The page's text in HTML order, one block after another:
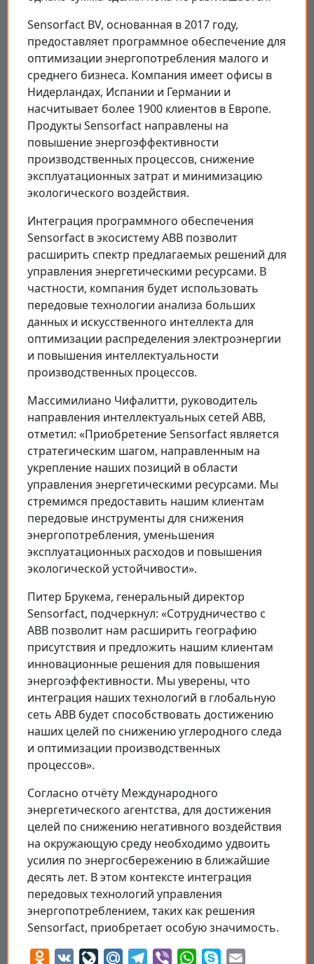
Sensorfact BV, основанная в 2017 году,
предоставляет программное обеспечение для
оптимизации энергопотребления малого и
среднего бизнеса. Компания имеет офисы в
Нидерландах, Испании и Германии и
насчитывает более 1900 клиентов в Европе.
Продукты Sensorfact направлены на
повышение энергоэффективности
производственных процессов, снижение
эксплуатационных затрат и минимизацию
экологического воздействия.
Интеграция программного обеспечения
Sensorfact в экосистему ABB позволит
расширить спектр предлагаемых решений для
управления энергетическими ресурсами. В
частности, компания будет использовать
передовые технологии анализа больших
данных и искусственного интеллекта для
оптимизации распределения электроэнергии
и повышения интеллектуальности
производственных процессов.
Массимилиано Чифалитти, руководитель
направления интеллектуальных сетей ABB,
отметил: «Приобретение Sensorfact является
стратегическим шагом, направленным на
укрепление наших позиций в области
управления энергетическими ресурсами. Мы
стремимся предоставить нашим клиентам
передовые инструменты для снижения
энергопотребления, уменьшения
эксплуатационных расходов и повышения
экологической устойчивости».
Питер Брукема, генеральный директор
Sensorfact, подчеркнул: «Сотрудничество с
ABB позволит нам расширить географию
присутствия и предложить нашим клиентам
инновационные решения для повышения
энергоэффективности. Мы уверены, что
интеграция наших технологий в глобальную
сеть ABB будет способствовать достижению
наших целей по снижению углеродного следа
и оптимизации производственных
процессов».
Согласно отчёту Международного
энергетического агентства, для достижения
целей по снижению негативного воздействия
на окружающую среду необходимо удвоить
усилия по энергосбережению в ближайшие
десять лет. В этом контексте интеграция
передовых технологий управления
энергопотреблением, таких как решения
Sensorfact, приобретает особую значимость.
Odnoklassniki
VK LiveJournal
Mail.RuTelegram
Viber WhatsApp
Skype